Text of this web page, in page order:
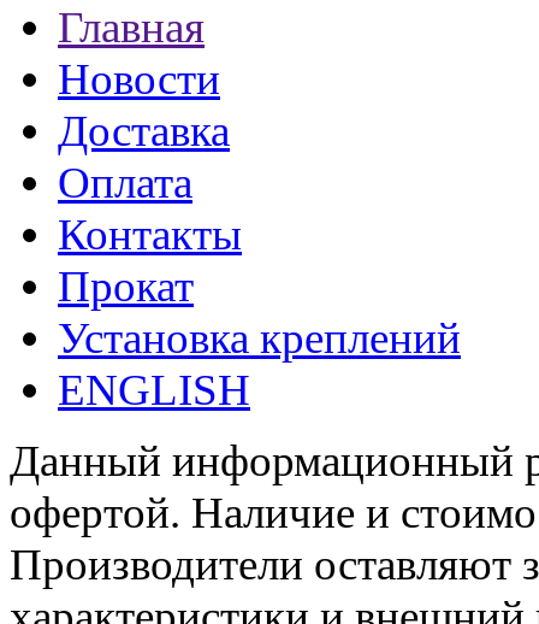
Главная
Новости
Доставка
Оплата
Контакты
Прокат
Установка креплений
ENGLISH
Данный информационный
офертой. Наличие и
Производители оставляют